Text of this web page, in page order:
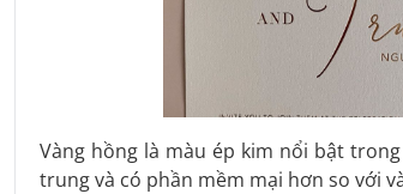
Vàng hồng là màu ép kim nổi bật
trung và có phần mềm mại hơn so với